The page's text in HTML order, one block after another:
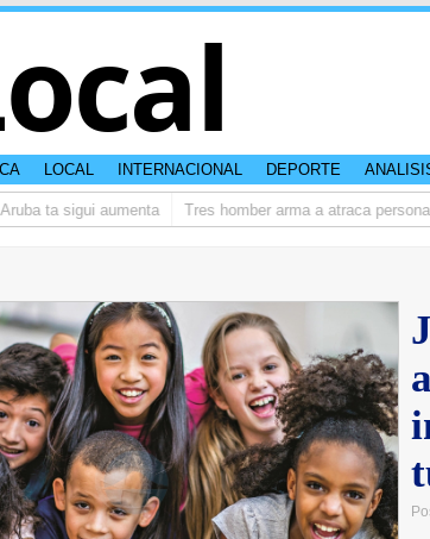
LOCAL INTERNACIONAL DEPORTE
ta sigui aumenta Tres homber arma a atraca persona